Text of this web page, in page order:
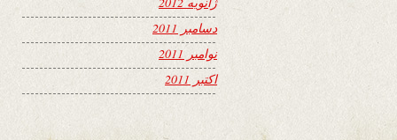
دسامبر 2011
نوامبر 2011
اکتبر 2011